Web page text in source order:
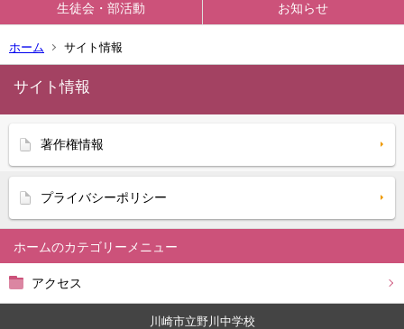
生徒会・部活動 お知らせ
ホーム サイト情報
ホーム
アクセス
サイト情報
著作権情報
プライバシーポリシー
川崎市立野川中学校